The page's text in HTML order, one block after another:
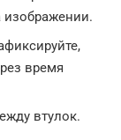
время
втулок.